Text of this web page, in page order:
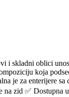
i skladni oblici
koja
je za enterijere
na zid ✅